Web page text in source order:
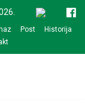
Post
Historija